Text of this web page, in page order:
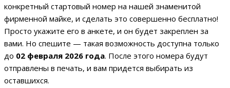
конкретный стартовый номер на нашей знаменитой
фирменной майке, и сделать это совершенно бесплатно!
Просто укажите его в анкете, и он будет закреплен за
вами. Но спешите — такая возможность доступна только
до 02 февраля 2026 года. После этого номера будут
отправлены в печать, и вам придется выбирать из
оставшихся.